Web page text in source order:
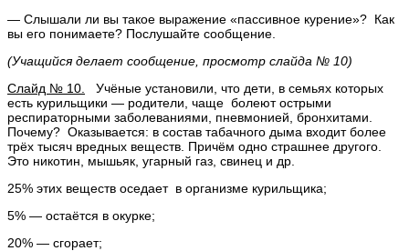
— Слышали ли вы такое выражение «пассивное курение»? Как
вы его понимаете? Послушайте сообщение.
(Учащийся делает сообщение, просмотр слайда № 10)
Слайд № 10.
Учёные установили, что дети, в семьях которых
есть курильщики — родители, чаще болеют острыми
респираторными заболеваниями, пневмонией, бронхитами.
Почему? Оказывается: в состав табачного дыма входит более
трёх тысяч вредных веществ. Причём одно страшнее другого.
Это никотин, мышьяк, угарный газ, свинец и др.
25% этих веществ оседает в организме курильщика;
5% — остаётся в окурке;
20% — сгорает;